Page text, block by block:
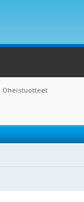
Oheistuotteet